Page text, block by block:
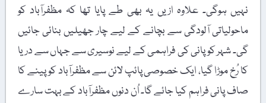
نہیں ہوگی۔ علاوہ ازیں یہ بھی طے پایا تھا کہ مظفرآباد کو
ماحولیاتی آلودگی سے بچانے کے لیے چار جھیلیں بنائی جائیں
گی۔ شہر کو پانی کی فراہمی کے لیے نوسیری سے جہاں سے دریا
کا رُخ موڑا گیا، ایک خصوصی پائپ لائن سے مظفرآباد کو پینے کا
صاف پانی فراہم کیا جائے گا۔ اُن دنوں مظفرآباد کے بہت سارے